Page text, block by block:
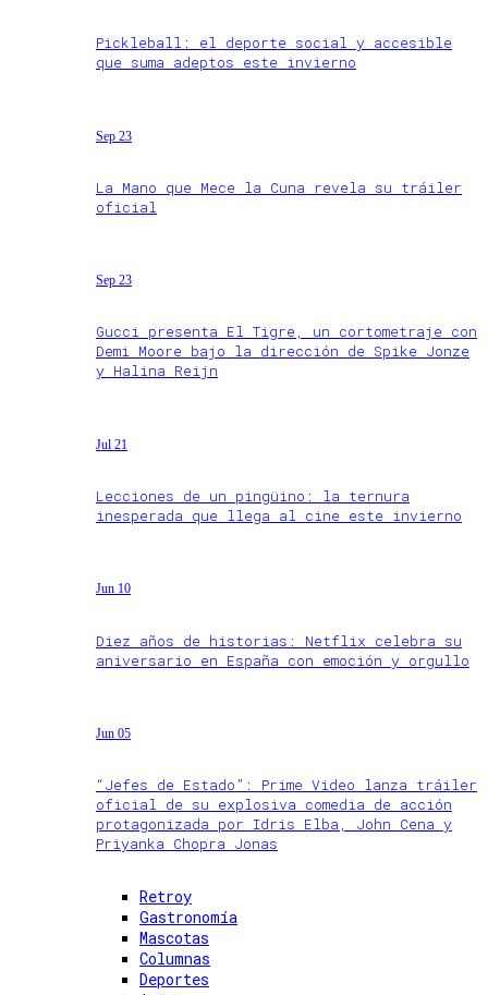
Pickleball: el deporte social y accesible
que suma adeptos este invierno
Sep 23
La Mano que Mece la Cuna revela su tráiler
oficial
Sep 23
Gucci presenta El Tigre, un cortometraje con
Demi Moore bajo la dirección de Spike Jonze
y Halina Reijn
Jul 21
Lecciones de un pingüino: la ternura
inesperada que llega al cine este invierno
Jun 10
Diez años de historias: Netflix celebra su
aniversario en España con emoción y orgullo
Jun 05
“Jefes de Estado”: Prime Video lanza tráiler
oficial de su explosiva comedia de acción
protagonizada por Idris Elba, John Cena y
Priyanka Chopra Jonas
Retroy
Gastronomía
Mascotas
Columnas
Deportes